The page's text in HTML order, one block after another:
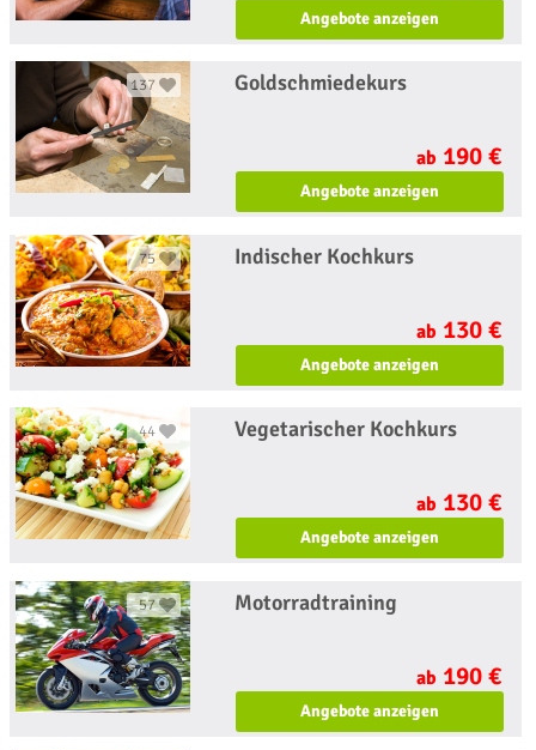
Angebote anzeigen
137 Goldschmiedekurs
ab 190 €
Angebote anzeigen
75 Indischer Kochkurs
ab 130 €
Angebote anzeigen
44 Vegetarischer Kochkurs
ab 130 €
Angebote anzeigen
57 Motorradtraining
ab 190 €
Angebote anzeigen